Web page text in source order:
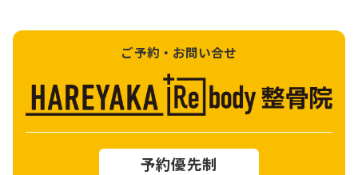
ご予約・お問い合せ
予約優先制